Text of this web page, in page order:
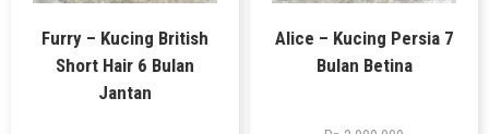
Furry – Kucing British
Short Hair 6 Bulan
Jantan
Alice – Kucing Persia 7
Bulan Betina